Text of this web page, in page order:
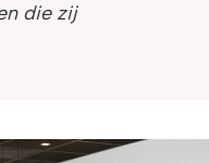
die zij